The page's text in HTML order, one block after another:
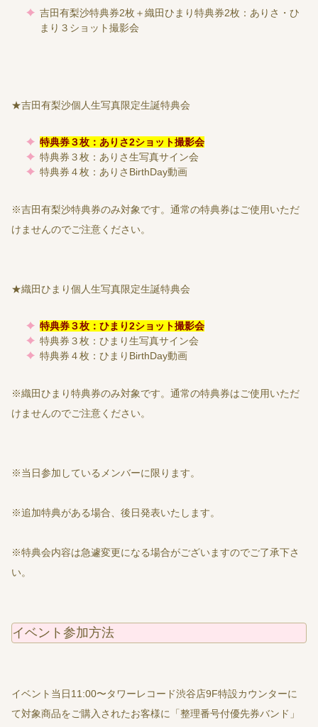
吉田有梨沙特典券2枚＋織田ひまり特典券2枚：ありさ・ひ
まり３ショット撮影会
★吉田有梨沙個人生写真限定生誕特典会
特典券３枚：ありさ2ショット撮影会
特典券３枚：ありさ生写真サイン会
特典券４枚：ありさBirthDay動画
※吉田有梨沙特典券のみ対象です。通常の特典券はご使用いただ
けませんのでご注意ください。
★織田ひまり個人生写真限定生誕特典会
特典券３枚：ひまり2ショット撮影会
特典券３枚：ひまり生写真サイン会
特典券４枚：ひまりBirthDay動画
※織田ひまり特典券のみ対象です。通常の特典券はご使用いただ
けませんのでご注意ください。
※当日参加しているメンバーに限ります。
※追加特典がある場合、後日発表いたします。
※特典会内容は急遽変更になる場合がございますのでご了承下さ
い。
イベント参加方法
イベント当日11:00〜タワーレコード渋谷店9F特設カウンターに
て対象商品をご購入されたお客様に「整理番号付優先券バンド」